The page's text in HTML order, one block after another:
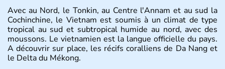
Avec au Nord, le Tonkin, au Centre l'Annam et au sud la
Cochinchine, le Vietnam est soumis à un climat de type
tropical au sud et subtropical humide au nord, avec des
moussons. Le vietnamien est la langue officielle du pays.
A découvrir sur place, les récifs coralliens de Da Nang et
le Delta du Mékong.